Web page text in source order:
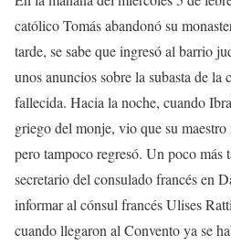
católico Tomás abandonó su
tarde, se sabe que ingresó al barrio
unos anuncios sobre la subasta de la
fallecida. Hacia la noche, cuando
griego del monje, vio que su
pero tampoco regresó. Un poco más
secretario del consulado francés en
informar al cónsul francés Ulises
cuando llegaron al Convento ya se